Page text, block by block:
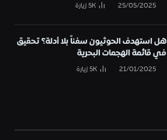
25/05/2025
5Kزيارة
هل استهدف الحوثيون سفناً بلا أدلة؟ تحقيق
في قائمة الهجمات البحرية
21/01/2025
5Kزيارة